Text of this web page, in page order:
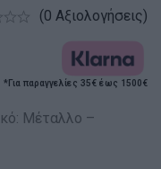
(0 Αξιολογήσεις)
*Για παραγγελίες 35€ έως 1500€
Μέταλλο –